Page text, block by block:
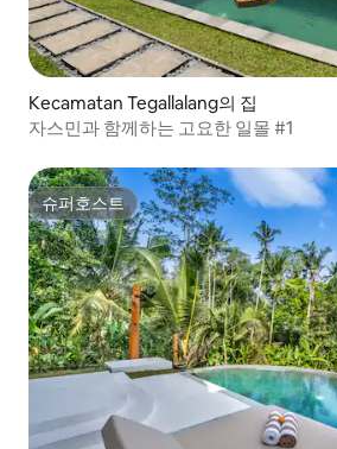
Kecamatan Tegallalang의 집
자스민과 함께하는 고요한 일몰 #1
슈퍼호스트
슈퍼호스트